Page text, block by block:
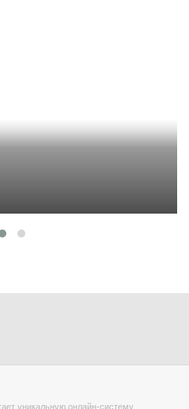
уникальную онлайн-систему